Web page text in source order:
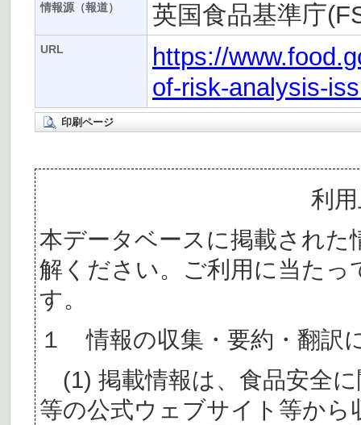
情報源（報道） 英国食品基準庁
URL
https://
of-risk-analysis-
印刷ページ
利
本データベースに掲載された
解ください。ご利用に当た
す。
１ 情報の収集・要約・翻訳
(1) 掲載情報は、食品安全
等の公式ウェブサイト等か